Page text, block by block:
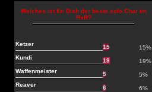
Welches ist für Dich der beste solo Char im
RvR?
Ketzer 15
15%
Kundi
19
19%
Waffenmeister
5
5%
Reaver
6
6%